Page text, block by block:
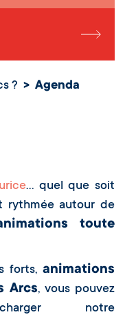
? Agenda
… quel que soit
rythmée autour de
toute
forts,animations
Arcs, vous pouvez
notre